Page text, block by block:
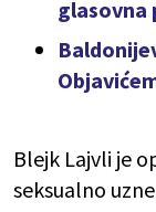
glasovna
Blejk Lajvli je
seksualno